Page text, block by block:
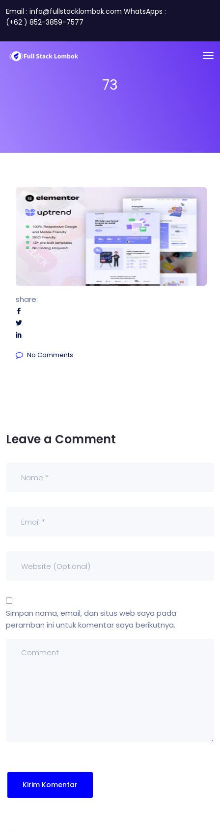
Email : info@fullstacklombok.com WhatsApps :
(+62 ) 852-3859-7577
73
share:
No Comments
Leave a Comment
Simpan nama, email, dan situs web saya pada
peramban ini untuk komentar saya berikutnya.